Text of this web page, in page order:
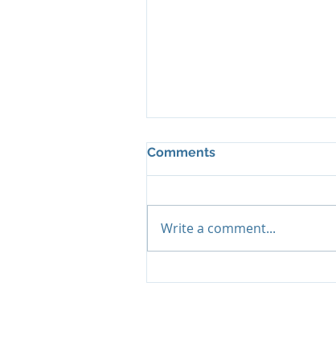
Comments
Write a comment...